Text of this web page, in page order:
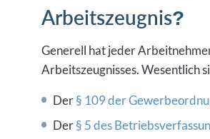
Arbeitszeugnis?
Generell hat jeder
Arbeitszeugnisses. Wesentlich
Der§ 109 der
Der§ 5 des